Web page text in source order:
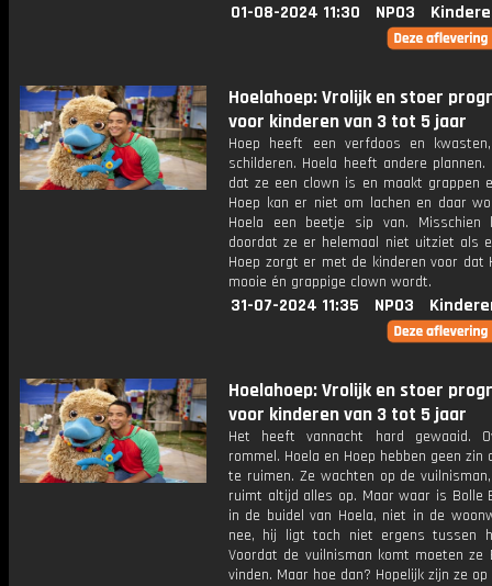
01-08-2024 11:30 NPO3
Hoelahoep: Vrolijk en stoer
voor kinderen van 3 tot 5 jaar
Hoep heeft een verfdoos en
schilderen. Hoela heeft andere
dat ze een clown is en maakt grappen
Hoep kan er niet om lachen en daar
Hoela een beetje sip van. Misschien
doordat ze er helemaal niet uitziet als
Hoep zorgt er met de kinderen voor dat
mooie én grappige clown wordt.
31-07-2024 11:35 NPO3
Hoelahoep: Vrolijk en stoer
voor kinderen van 3 tot 5 jaar
Het heeft vannacht hard gewaaid.
rommel. Hoela en Hoep hebben geen zin
te ruimen. Ze wachten op de
ruimt altijd alles op. Maar waar is Bolle
in de buidel van Hoela, niet in de
nee, hij ligt toch niet ergens tussen
Voordat de vuilnisman komt moeten ze
vinden. Maar hoe dan? Hopelijk zijn ze